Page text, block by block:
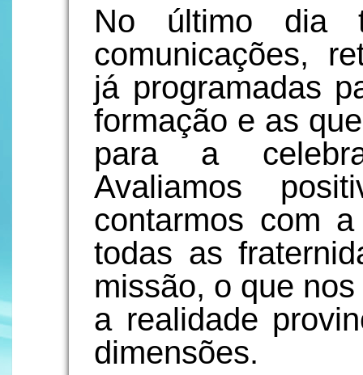
No último dia
comunicações,
já programadas
formação e as
para a
Avaliamos
contarmos com
todas as
missão, o que
a realidade
dimensões.